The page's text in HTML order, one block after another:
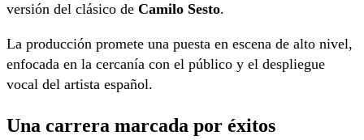
versión del clásico de Camilo Sesto.
La producción promete una puesta en escena de alto nivel,
enfocada en la cercanía con el público y el despliegue
vocal del artista español.
Una carrera marcada por éxitos